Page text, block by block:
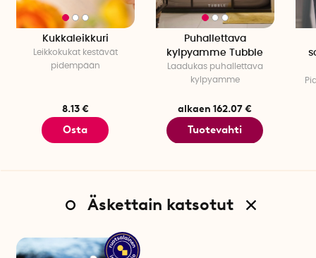
Kukkaleikkuri
Leikkokukat kestävät
pidempään
8.13 €
Osta
Puhallettava
kylpyamme Tubble
Laadukas puhallettava
kylpyamme
alkaen 162.07 €
Tuotevahti
Äskettain katsotut